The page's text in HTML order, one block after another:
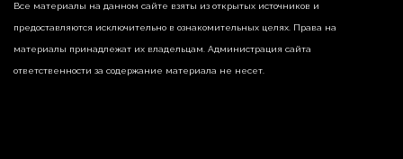
Все материалы на данном сайте взяты из открытых источников и
предоставляются исключительно в ознакомительных целях. Права на
материалы принадлежат их владельцам. Администрация сайта
ответственности за содержание материала не несет.